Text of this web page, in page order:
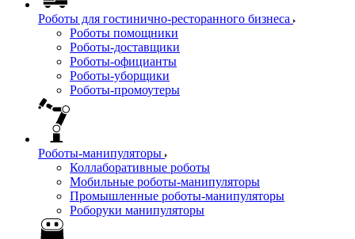
Роботы для гостинично-ресторанного бизнеса
Роботы помощники
Роботы-доставщики
Роботы-официанты
Роботы-уборщики
Роботы-промоутеры
Роботы-манипуляторы
Коллаборативные роботы
Мобильные роботы-манипуляторы
Промышленные роботы-манипуляторы
Роборуки манипуляторы